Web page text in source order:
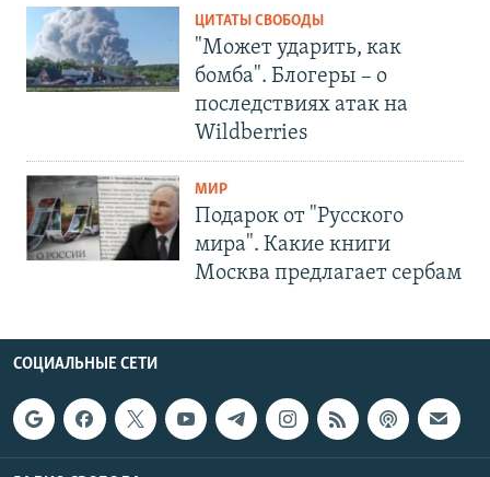
ЦИТАТЫ СВОБОДЫ
"Может ударить, как
бомба". Блогеры – о
последствиях атак на
Wildberries
МИР
Подарок от "Русского
мира". Какие книги
Москва предлагает сербам
СОЦИАЛЬНЫЕ СЕТИ